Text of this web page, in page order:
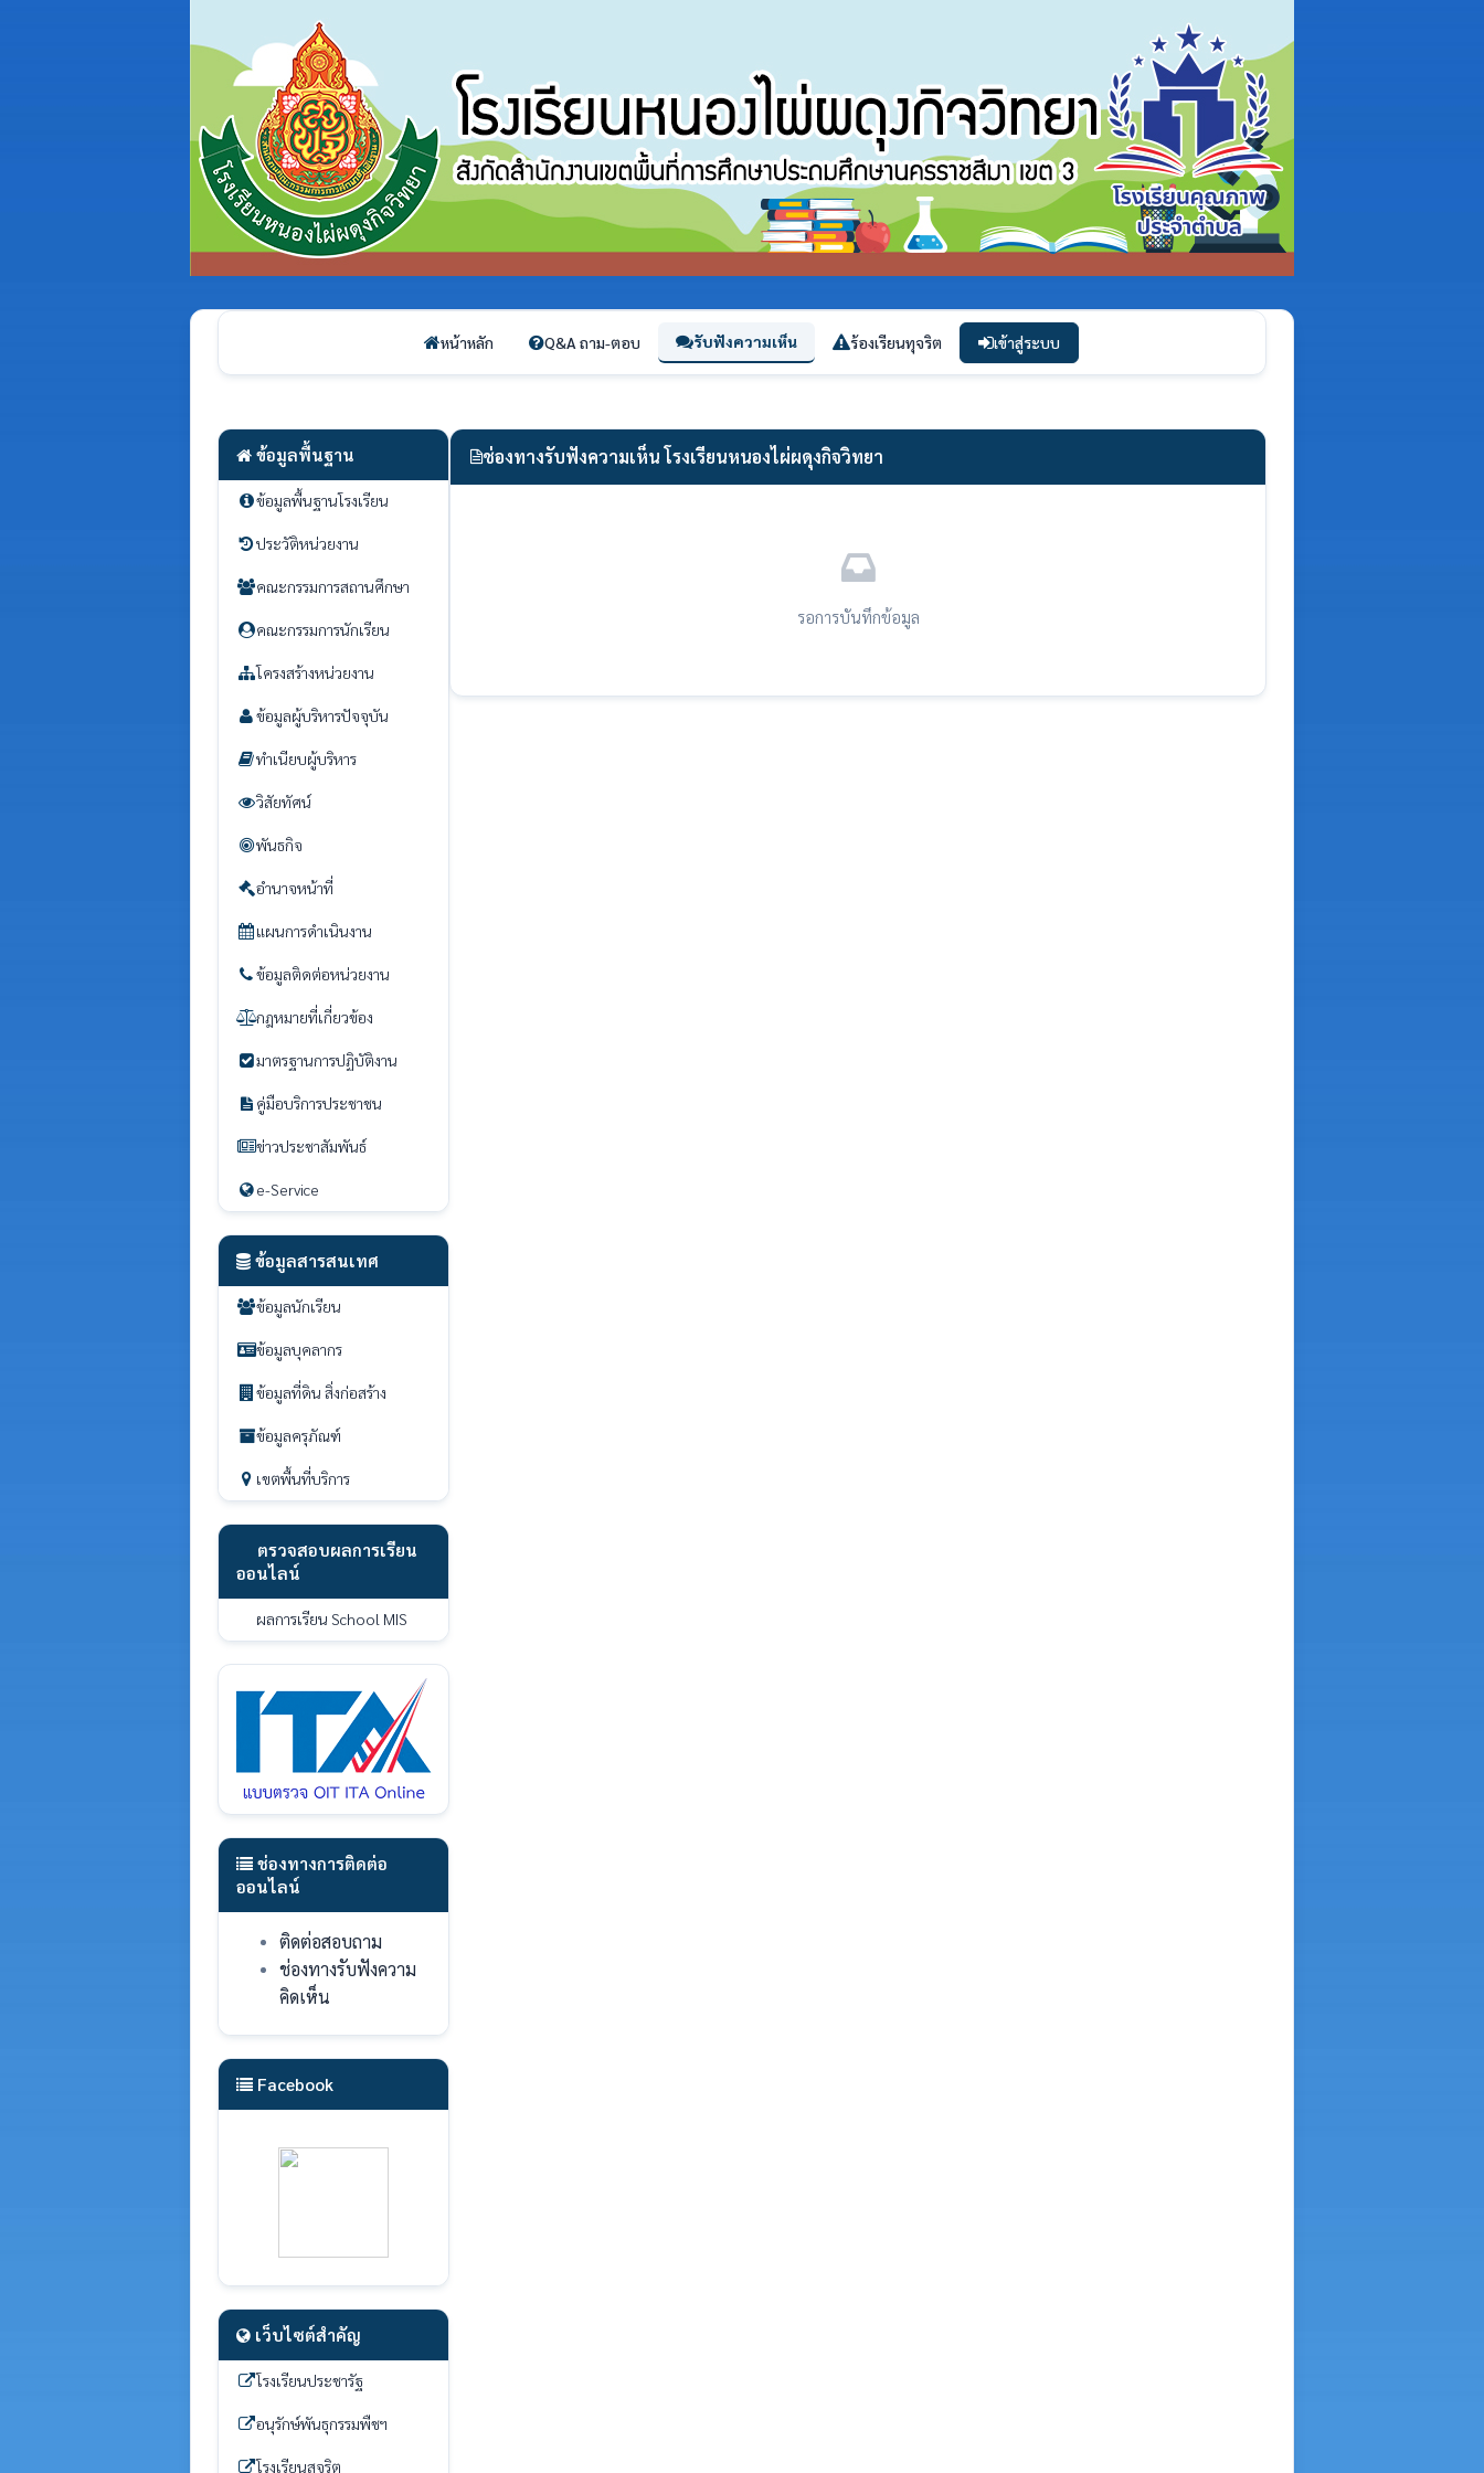
หน้าหลัก Q&A ถาม-ตอบ รับฟังความเห็น ร้องเรียนทุจริต เข้าสู่ระบบ
ข้อมูลพื้นฐาน
ข้อมูลพื้นฐานโรงเรียน
ประวัติหน่วยงาน
คณะกรรมการสถานศึกษา
คณะกรรมการนักเรียน
โครงสร้างหน่วยงาน
ข้อมูลผู้บริหารปัจจุบัน
ทำเนียบผู้บริหาร
วิสัยทัศน์
พันธกิจ
อำนาจหน้าที่
แผนการดำเนินงาน
ข้อมูลติดต่อหน่วยงาน
กฎหมายที่เกี่ยวข้อง
มาตรฐานการปฏิบัติงาน
คู่มือบริการประชาชน
ข่าวประชาสัมพันธ์
e-Service
ข้อมูลสารสนเทศ
ข้อมูลนักเรียน
ข้อมูลบุคลากร
ข้อมูลที่ดิน สิ่งก่อสร้าง
ข้อมูลครุภัณฑ์
เขตพื้นที่บริการ
ตรวจสอบผลการเรียน
ออนไลน์
ผลการเรียน School MIS
ช่องทางการติดต่อ
ออนไลน์
ติดต่อสอบถาม
ช่องทางรับฟังความ
คิดเห็น
Facebook
เว็บไซต์สำคัญ
โรงเรียนประชารัฐ
อนุรักษ์พันธุกรรมพืชฯ
โรงเรียนสุจริต
ช่องทางรับฟังความเห็น โรงเรียนหนองไผ่ผดุงกิจวิทยา
รอการบันทึกข้อมูล